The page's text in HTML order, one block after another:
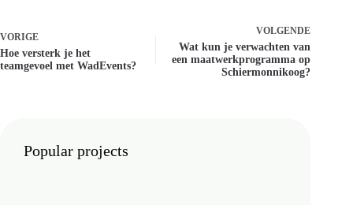
VORIGE
Hoe versterk je het
teamgevoel met WadEvents?
VOLGENDE
Wat kun je verwachten van
een maatwerkprogramma op
Schiermonnikoog?
Popular projects